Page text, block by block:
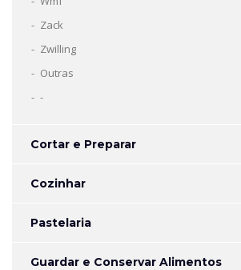
Zack
Zwilling
Outras
-
Cortar e Preparar
Cozinhar
Pastelaria
Guardar e Conservar Alimentos